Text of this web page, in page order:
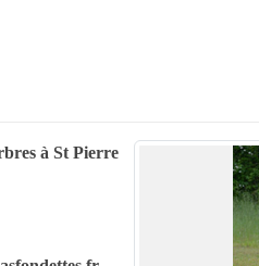
à St Pierre